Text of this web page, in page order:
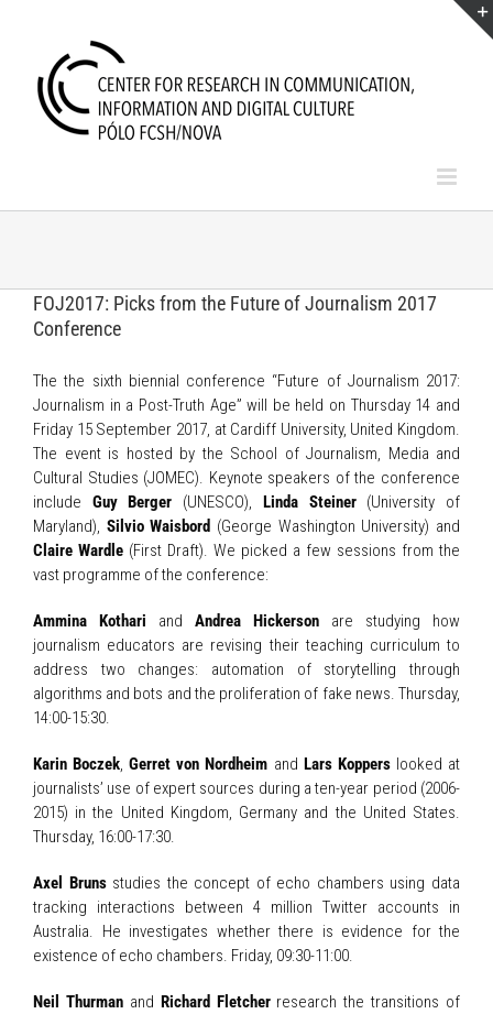
FOJ2017: Picks from the Future of Journalism 2017
Conference
The the sixth biennial conference “Future of Journalism 2017:
Journalism in a Post-Truth Age” will be held on Thursday 14 and
Friday 15 September 2017, at Cardiff University, United Kingdom.
The event is hosted by the School of Journalism, Media and
Cultural Studies (JOMEC). Keynote speakers of the conference
include Guy Berger (UNESCO), Linda Steiner(University of
Maryland), Silvio Waisbord (George Washington University) and
Claire Wardle (First Draft). We picked a few sessions from the
vast programme of the conference:
Ammina Kothari and Andrea Hickerson are studying how
journalism educators are revising their teaching curriculum to
address two changes: automation of storytelling through
algorithms and bots and the proliferation of fake news. Thursday,
14:00-15:30.
Karin Boczek,Gerret von Nordheim and Lars Kopperslooked at
journalists’ use of expert sources during a ten-year period (2006-
2015) in the United Kingdom, Germany and the United States.
Thursday, 16:00-17:30.
Axel Bruns studies the concept of echo chambers using data
tracking interactions between 4 million Twitter accounts in
Australia. He investigates whether there is evidence for the
existence of echo chambers. Friday, 09:30-11:00.
Neil Thurmanand Richard Fletcherresearch the transitions of